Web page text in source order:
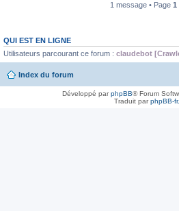
1 message • Page 1
QUI EST EN LIGNE
Utilisateurs parcourant ce forum : claudebot
Index du forum
Développé parphpBB® Forum
Traduit parphpBB-